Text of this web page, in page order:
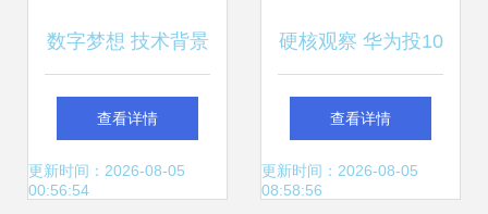
数字梦想 技术背景
与虚拟可视化融合
下的计算机科技未
查看详情
更新时间：2026-08-05
00:56:54
硬核观察 华为投10
亿美元研发汽车技
术，称自动驾驶超
查看详情
更新时间：2026-08-05
08:58:56